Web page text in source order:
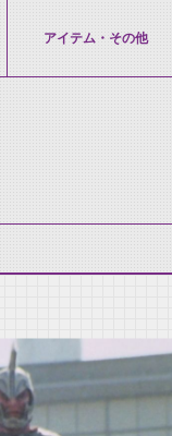
アイテム・その他